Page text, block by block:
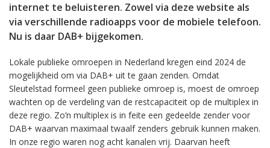
internet te beluisteren. Zowel via deze website als
via verschillende radioapps voor de mobiele telefoon.
Nu is daar DAB+ bijgekomen.
Lokale publieke omroepen in Nederland kregen eind 2024 de
mogelijkheid om via DAB+ uit te gaan zenden. Omdat
Sleutelstad formeel geen publieke omroep is, moest de omroep
wachten op de verdeling van de restcapaciteit op de multiplex in
deze regio. Zo’n multiplex is in feite een gedeelde zender voor
DAB+ waarvan maximaal twaalf zenders gebruik kunnen maken.
In onze regio waren nog acht kanalen vrij. Daarvan heeft